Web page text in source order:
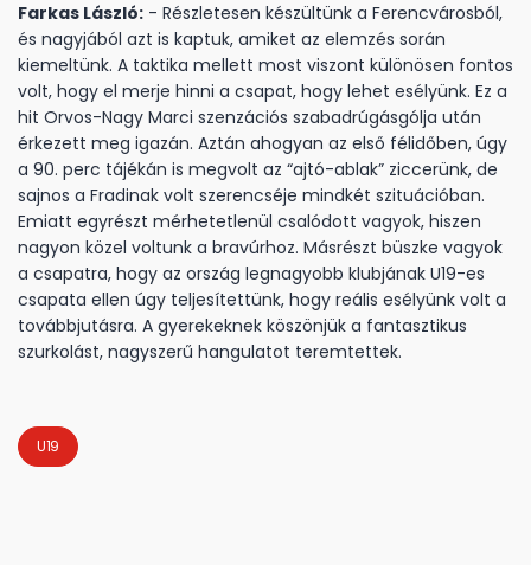
Farkas László: - Részletesen készültünk a Ferencvárosból,
és nagyjából azt is kaptuk, amiket az elemzés során
kiemeltünk. A taktika mellett most viszont különösen fontos
volt, hogy el merje hinni a csapat, hogy lehet esélyünk. Ez a
hit Orvos-Nagy Marci szenzációs szabadrúgásgólja után
érkezett meg igazán. Aztán ahogyan az első félidőben, úgy
a 90. perc tájékán is megvolt az “ajtó-ablak” ziccerünk, de
sajnos a Fradinak volt szerencséje mindkét szituációban.
Emiatt egyrészt mérhetetlenül csalódott vagyok, hiszen
nagyon közel voltunk a bravúrhoz. Másrészt büszke vagyok
a csapatra, hogy az ország legnagyobb klubjának U19-es
csapata ellen úgy teljesítettünk, hogy reális esélyünk volt a
továbbjutásra. A gyerekeknek köszönjük a fantasztikus
szurkolást, nagyszerű hangulatot teremtettek.
U19